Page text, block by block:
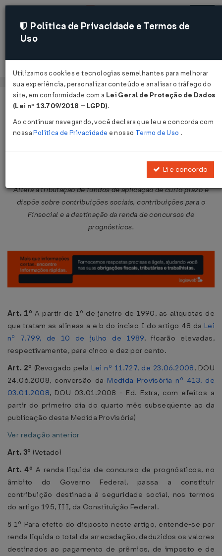
Acessar
Página Inicial Legislações
Lei nº 7.856 de 24/10/1989
Publicado no DOU em 25 out 1989
Altera a tributação de fundos de aplicação de curto prazo e
dispõe sobre contribuições sociais, contribuições para o
Finsocial e a destinação da renda de concursos de
prognósticos.
Art. 1ºA partir de 1º de janeiro de 1990, as alíquotas de
que tratam as alíneas a e b do inciso I do artigo 48 da Lei
nº 7.799, de 10 de julho de 1989, ficarão elevadas,
respectivamente, para cinco e dez por cento.
Art. 2º (Revogado pela Lei nº 11.727, de 23.06.2008, DOU
24.06.2008, conversão da Medida Provisória nº 413, de
03.01.2008, DOU 03.01.2008 - Ed. Extra, com efeitos a
partir do primeiro dia do quarto mês subseqüente ao da
publicação desta Medida Provisória)
Ver redação anterior
Art. 3º (Vetado)
Art. 4º A renda líquida de concurso de prognósticos, no
âmbito do Governo Federal, passa a constituir
contribuição destinada à seguridade social, nos termos
do artigo 195, III, da Constituição Federal.
§ 1º Para efeito do disposto neste artigo, entende-se por
renda líquida o total da arrecadação, deduzidos os valores
destinados ao pagamento de prêmios, de imposto e de
Política de Privacidade e Termos de
Uso
Utilizamos cookies e tecnologias semelhantes para melhorar
sua experiência, personalizar conteúdo e analisar o tráfego do
site, em conformidade com a Lei Geral de Proteção de Dados
(Lei nº 13.709/2018 – LGPD).
Ao continuar navegando, você declara que leu e concorda com
nossaPolítica de Privacidade e nosso Termo de Uso .
Li e concordo